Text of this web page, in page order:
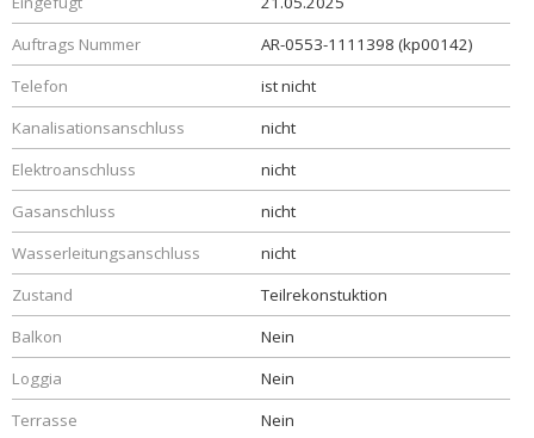
Auftrags Nummer
AR-0553-1111398 (kp00142)
Telefon
ist nicht
Kanalisationsanschluss
nicht
Elektroanschluss
nicht
Gasanschluss
nicht
Wasserleitungsanschluss
nicht
Zustand
Teilrekonstuktion
Balkon
Nein
Loggia
Nein
Terrasse
Nein